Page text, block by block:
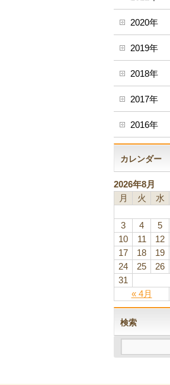
2020年
2019年
2018年
2017年
2016年
カレンダー
2026年8月
月
火 水
« 4月
3
4 5
10
11 12
17
18 19
24
25 26
31
検索